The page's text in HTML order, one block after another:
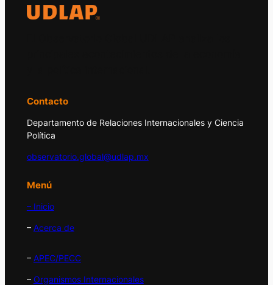
Contacto
Departamento de Relaciones Internacionales y Ciencia
Política
observatorio.global@udlap.mx
Menú
– Inicio
– Acerca de
– APEC/PECC
– Organismos Internacionales